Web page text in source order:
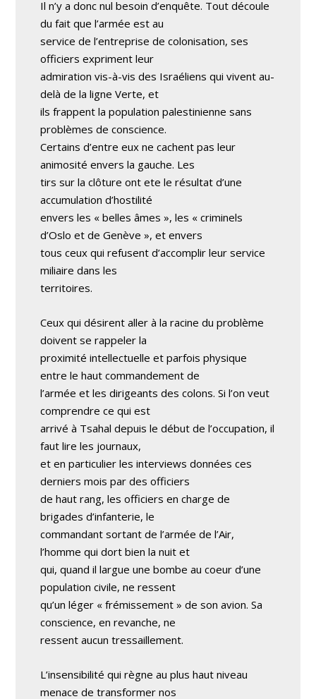
Il n’y a donc nul besoin d’enquête. Tout découle
du fait que l’armée est au
service de l’entreprise de colonisation, ses
officiers expriment leur
admiration vis-à-vis des Israéliens qui vivent au-
delà de la ligne Verte, et
ils frappent la population palestinienne sans
problèmes de conscience.
Certains d’entre eux ne cachent pas leur
animosité envers la gauche. Les
tirs sur la clôture ont ete le résultat d’une
accumulation d’hostilité
envers les « belles âmes », les « criminels
d’Oslo et de Genève », et envers
tous ceux qui refusent d’accomplir leur service
miliaire dans les
territoires.
Ceux qui désirent aller à la racine du problème
doivent se rappeler la
proximité intellectuelle et parfois physique
entre le haut commandement de
l’armée et les dirigeants des colons. Si l’on veut
comprendre ce qui est
arrivé à Tsahal depuis le début de l’occupation, il
faut lire les journaux,
et en particulier les interviews données ces
derniers mois par des officiers
de haut rang, les officiers en charge de
brigades d’infanterie, le
commandant sortant de l’armée de l’Air,
l’homme qui dort bien la nuit et
qui, quand il largue une bombe au coeur d’une
population civile, ne ressent
qu’un léger « frémissement » de son avion. Sa
conscience, en revanche, ne
ressent aucun tressaillement.
L’insensibilité qui règne au plus haut niveau
menace de transformer nos